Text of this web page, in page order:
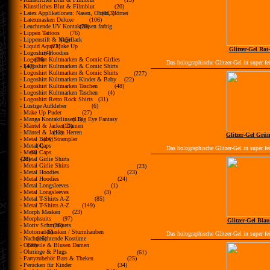
- Künstliches Blut & Filmblut
(20)
- Latex Applikationen: Nasen, Ohren, Hörner
(113)
- Latexmasken Deluxe
(106)
- Leuchtende UV Kontaktlinsen farbig
(26)
- Lippen Tattoos
(76)
- Lippenstift & Nagellack
(15)
- Liquid Aqua Make Up
(22)
- Logoshirt Hoodies
(4)
- Logoshirt Kultmarken & Comic Girlies
(24)
- Logoshirt Kultmarken & Comic Shirts
(47)
- Logoshirt Kultmarken & Comic Shirts
(227)
- Logoshirt Kultmarken Kinder & Baby
(22)
- Logoshirt Kultmarken Taschen
(48)
- Logoshirt Kultmarken Taschen
(4)
- Logoshirt Retro Rock Shirts
(31)
- Lustige Aufkleber
(6)
- Make Up Puder
(27)
- Manga Kontaktlinsen Big Eye Fantasy
farbig
(11)
- Mäntel & Jacken Damen
(11)
- Mäntel & Jacken Herren
(13)
- Metal Baby Strampler
(16)
- Metal Caps
(4)
- Metal Caps
(8)
- Metal Girlie Shirts
(28)
- Metal Girlie Shirts
(23)
- Metal Hoodies
(23)
- Metal Hoodies
(24)
- Metal Longsleeves
(1)
- Metal Longsleeves
(3)
- Metal T-Shirts A-Z
(85)
- Metal T-Shirts A-Z
(149)
- Morph Masken
(23)
- Morphsuits
(97)
- Motiv Schminksets
(38)
- Motorrad-Masken / Sturmhauben
(5)
- Nachtleuchtende Kostüme
(15)
- Oberteile & Blusen Damen
(26)
- Ohrringe & Plugs
(61)
- Partyzubehör Bars & Theken
(25)
- Perücken für Kinder
(34)
Glitzer-Gel
Das holographische Glitzer-Gel in super
Glitzer-Gel
Das holographische Glitzer-Gel in super
Glitzer-Gel
Das holographische Glitzer-Gel in super